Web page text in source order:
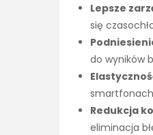
Lepsze
się
do wyników
Redukcja
eliminacja